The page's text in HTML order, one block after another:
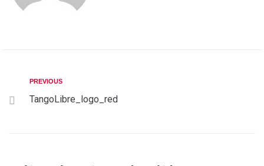
PREVIOUS
TangoLibre_logo_red